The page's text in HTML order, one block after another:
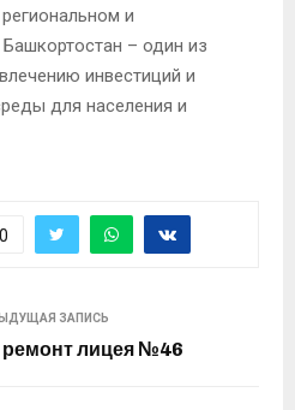
и
– один из
инвестиций и
для населения и
0
ЗАПИСЬ
лицея №46